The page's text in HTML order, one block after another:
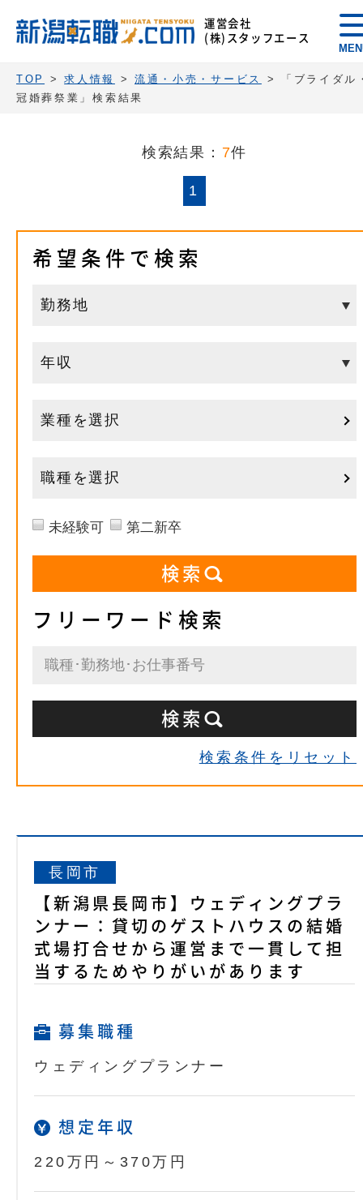
運営会社
(株)スタッフエース
TOP >求人情報 > 流通・小売・サービス >
「ブライダル
冠婚葬祭業」検索結果
検索結果： 7件
1
希望条件で検索
業種を選択
職種を選択
未経験可 第二新卒
フリーワード検索
検索条件をリセット
長岡市
【新潟県長岡市】ウェディングプラ
ンナー：貸切のゲストハウスの結婚
式場打合せから運営まで一貫して担
当するためやりがいがあります
募集職種
ウェディングプランナー
想定年収
220万円～370万円